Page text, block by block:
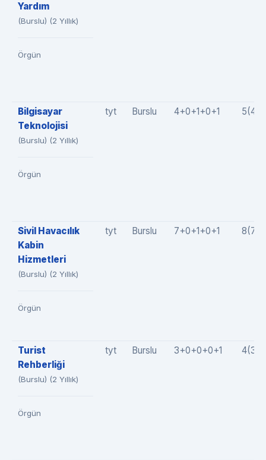
Yardım
(Burslu) (2 Yıllık)
Örgün
Bilgisayar
Teknolojisi
(Burslu) (2 Yıllık)
Örgün
tyt Burslu 4+0+1+0+1
Sivil Havacılık
Kabin
Hizmetleri
(Burslu) (2 Yıllık)
Örgün
tyt Burslu 7+0+1+0+1
Turist
Rehberliği
(Burslu) (2 Yıllık)
Örgün
tyt Burslu 3+0+0+0+1